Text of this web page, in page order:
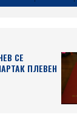
СЕ
ПЛЕВЕН